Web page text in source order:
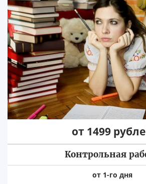
от 1499
Контрольная
от 1-го дня